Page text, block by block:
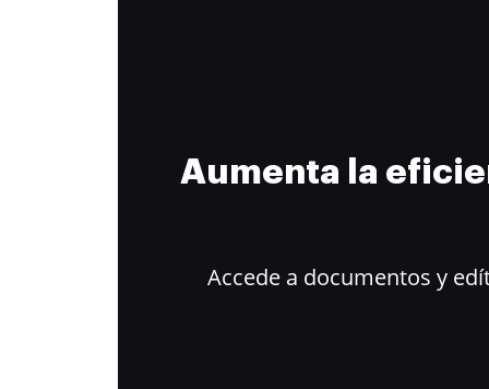
Aumenta la
Accede a documentos y